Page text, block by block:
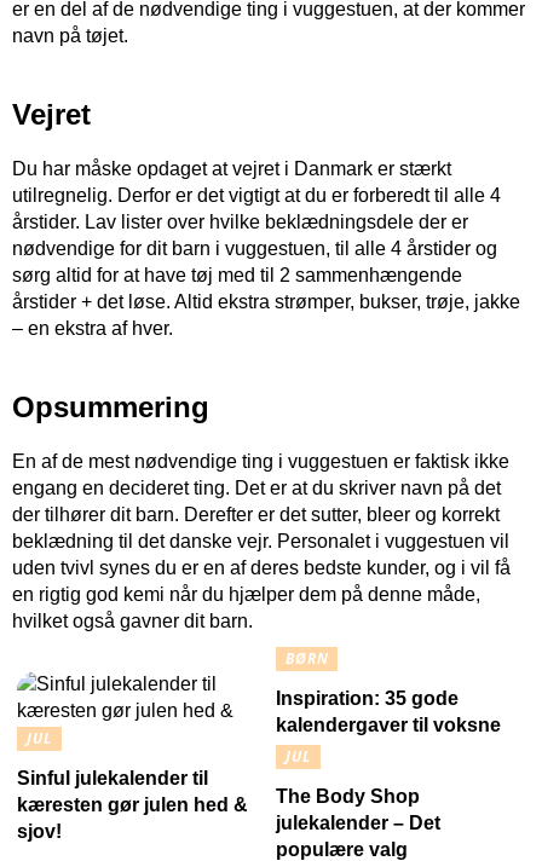
er en del af de nødvendige ting i vuggestuen, at der kommer
navn på tøjet.
Vejret
Du har måske opdaget at vejret i Danmark er stærkt
utilregnelig. Derfor er det vigtigt at du er forberedt til alle 4
årstider. Lav lister over hvilke beklædningsdele der er
nødvendige for dit barn i vuggestuen, til alle 4 årstider og
sørg altid for at have tøj med til 2 sammenhængende
årstider + det løse. Altid ekstra strømper, bukser, trøje, jakke
– en ekstra af hver.
Opsummering
En af de mest nødvendige ting i vuggestuen er faktisk ikke
engang en decideret ting. Det er at du skriver navn på det
der tilhører dit barn. Derefter er det sutter, bleer og korrekt
beklædning til det danske vejr. Personalet i vuggestuen vil
uden tvivl synes du er en af deres bedste kunder, og i vil få
en rigtig god kemi når du hjælper dem på denne måde,
hvilket også gavner dit barn.
JUL
Sinful julekalender til
kæresten gør julen hed &
sjov!
BØRN
Inspiration: 35 gode
kalendergaver til voksne
JUL
The Body Shop
julekalender – Det
populære valg